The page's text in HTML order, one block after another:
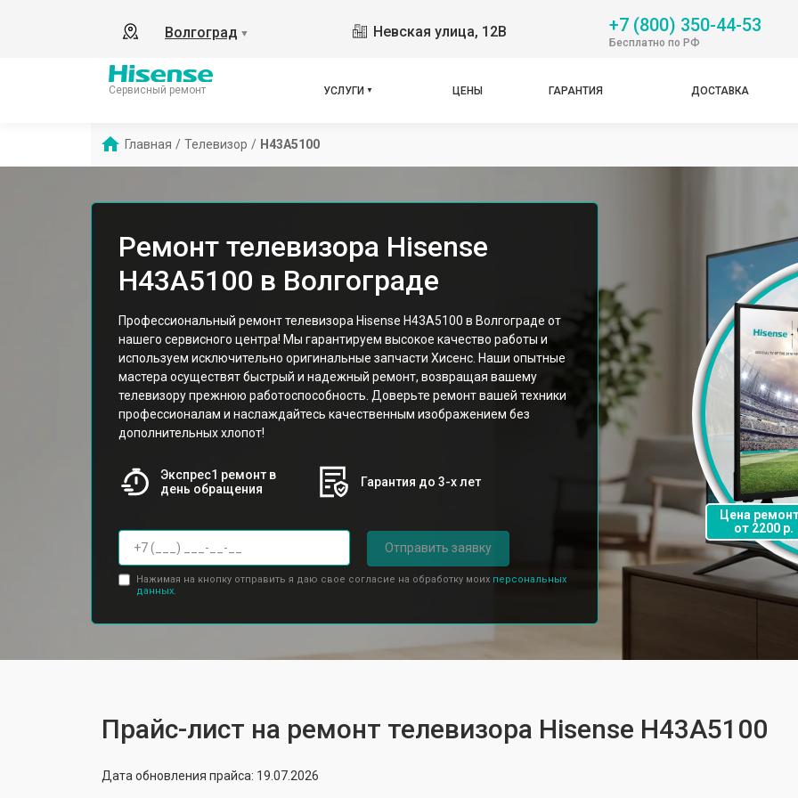
Волгоград ▼ Невская улица, 12В +7 (800) 350-44-53
Бесплатно по РФ
Сервисный ремонт УСЛУГИ ЦЕНЫ ГАРАНТИЯ ДОСТАВКА
Главная / Телевизор / H43A5100
Ремонт телевизора Hisense
H43A5100 в Волгограде
Профессиональный ремонт телевизора Hisense H43A5100 в Волгограде от
нашего сервисного центра! Мы гарантируем высокое качество работы и
используем исключительно оригинальные запчасти Хисенс. Наши опытные
мастера осуществят быстрый и надежный ремонт, возвращая вашему
телевизору прежнюю работоспособность. Доверьте ремонт вашей техники
профессионалам и наслаждайтесь качественным изображением без
дополнительных хлопот!
Экспрес1 ремонт в
день обращения
Гарантия до 3-х лет
Отправить заявку
Нажимая на кнопку отправить я даю свое согласие на обработку моих персональных
данных.
Цена
от 2200 р.
Прайс-лист на ремонт телевизора Hisense H43A5100
Дата обновления прайса: 19.07.2026